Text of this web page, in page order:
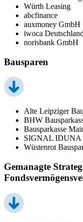
Würth Leasing
abcfinance
auxmoney GmbH
iwoca
norisbank GmbH
Bausparen
Alte Leipziger
BHW
Bausparkasse
SIGNAL IDUNA
Wüstenrot
Gemanagte